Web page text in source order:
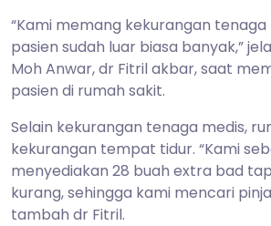
“Kami memang kekurangan
pasien sudah luar biasa banyak,”
Moh Anwar, dr Fitril akbar, saat
pasien di rumah sakit.
Selain kekurangan tenaga medis,
kekurangan tempat tidur. “Kami
menyediakan 28 buah extra bad
kurang, sehingga kami mencari
tambah dr Fitril.